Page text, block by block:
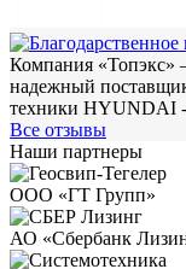
Компания
надежный
техники
Все отзывы
Наши партнеры
ООО «ГТ Групп»
АО «Сбербанк